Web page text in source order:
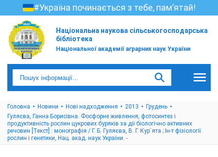
#Україна починається з тебе, пам’ятай!
Національна наукова сільськогосподарська
бібліотека
Національної академії аграрних наук України
Головна Новини Нові надходження 2013
Грудень
Гуляєва, Ганна Борисівна. Фосфорне живлення, фотосинтез і
продуктивність рослин цукрових буряків за дії біологічно активних
речовин [Текст] : монографія / Г. Б. Гуляєва, В. Г. Кур`ята ; Ін-т фізіології
рослин і генетики, Нац. акад. наук України. -